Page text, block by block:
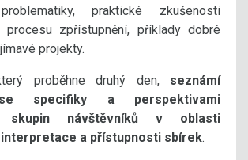
praktické zkušenosti
zpřístupnění, příklady dobré
projekty.
proběhne druhý den, seznámí
specifiky a perspektivami
skupin návštěvníků v oblasti
a přístupnosti sbírek.